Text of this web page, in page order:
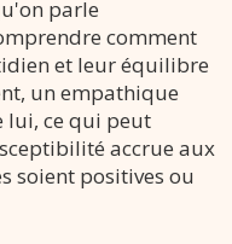
parle
comment
et leur équilibre
un empathique
lui, ce qui peut
accrue aux
soient positives ou